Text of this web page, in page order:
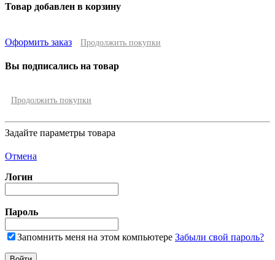
Товар добавлен в корзину
Оформить заказ Продолжить покупки
Вы подписались на товар
Продолжить покупки
Задайте параметры товара
Отмена
Логин
Пароль
Запомнить меня на этом компьютере Забыли свой пароль?